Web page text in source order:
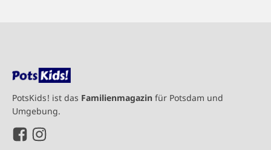
PotsKids! ist das Familienmagazin für Potsdam und
Umgebung.